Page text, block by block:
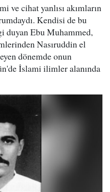
ve cihat yanlısı akımların
Kendisi de bu
duyan Ebu Muhammed,
Nasıruddin el
dönemde onun
İslami ilimler alanında